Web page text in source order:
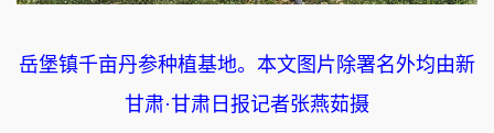
岳堡镇千亩丹参种植基地。本文图片除署名外均由新
甘肃·甘肃日报记者张燕茹摄